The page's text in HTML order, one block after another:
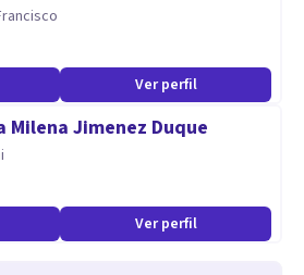
Ver perfil
Milena Jimenez Duque
Ver perfil